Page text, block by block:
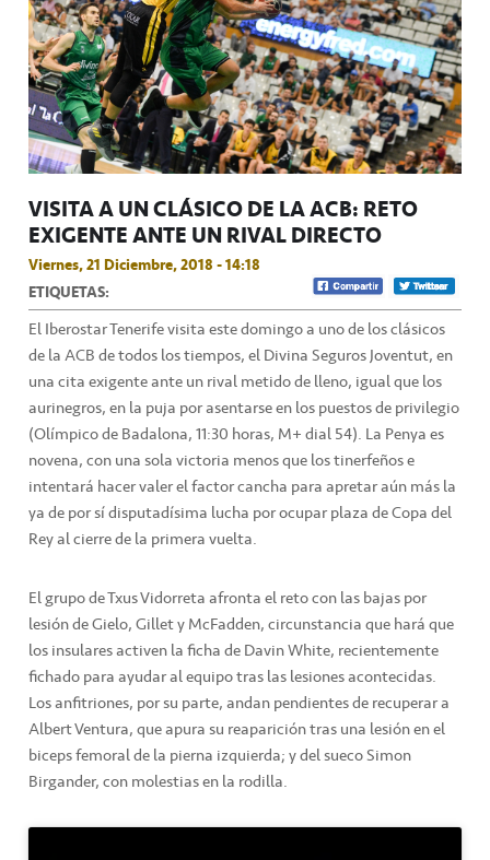
VISITA A UN CLÁSICO DE LA ACB: RETO
EXIGENTE ANTE UN RIVAL DIRECTO
Viernes, 21 Diciembre, 2018 - 14:18
ETIQUETAS:
El Iberostar Tenerife visita este domingo a uno de los clásicos
de la ACB de todos los tiempos, el Divina Seguros Joventut, en
una cita exigente ante un rival metido de lleno, igual que los
aurinegros, en la puja por asentarse en los puestos de privilegio
(Olímpico de Badalona, 11:30 horas, M+ dial 54). La Penya es
novena, con una sola victoria menos que los tinerfeños e
intentará hacer valer el factor cancha para apretar aún más la
ya de por sí disputadísima lucha por ocupar plaza de Copa del
Rey al cierre de la primera vuelta.
El grupo de Txus Vidorreta afronta el reto con las bajas por
lesión de Gielo, Gillet y McFadden, circunstancia que hará que
los insulares activen la ficha de Davin White, recientemente
fichado para ayudar al equipo tras las lesiones acontecidas.
Los anfitriones, por su parte, andan pendientes de recuperar a
Albert Ventura, que apura su reaparición tras una lesión en el
biceps femoral de la pierna izquierda; y del sueco Simon
Birgander, con molestias en la rodilla.